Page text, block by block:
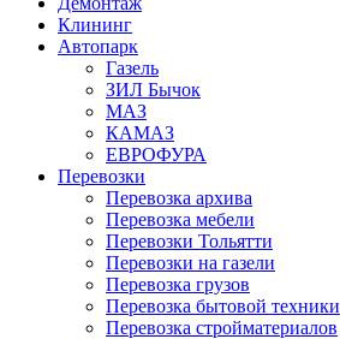
Клининг
Автопарк
Газель
ЗИЛ Бычок
МАЗ
КАМАЗ
ЕВРОФУРА
Перевозки
Перевозка архива
Перевозка мебели
Перевозки Тольятти
Перевозки на газели
Перевозка грузов
Перевозка бытовой техники
Перевозка стройматериалов